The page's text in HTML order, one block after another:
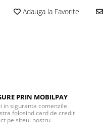
Adauga la Favorite
PRIN MOBILPAY
in siguranta comenzile
folosind card de credit
pe siteul nostru